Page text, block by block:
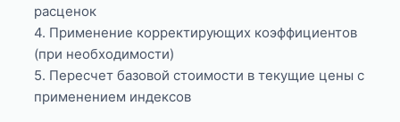
расценок
4. Применение корректирующих коэффициентов
(при необходимости)
5. Пересчет базовой стоимости в текущие цены с
применением индексов